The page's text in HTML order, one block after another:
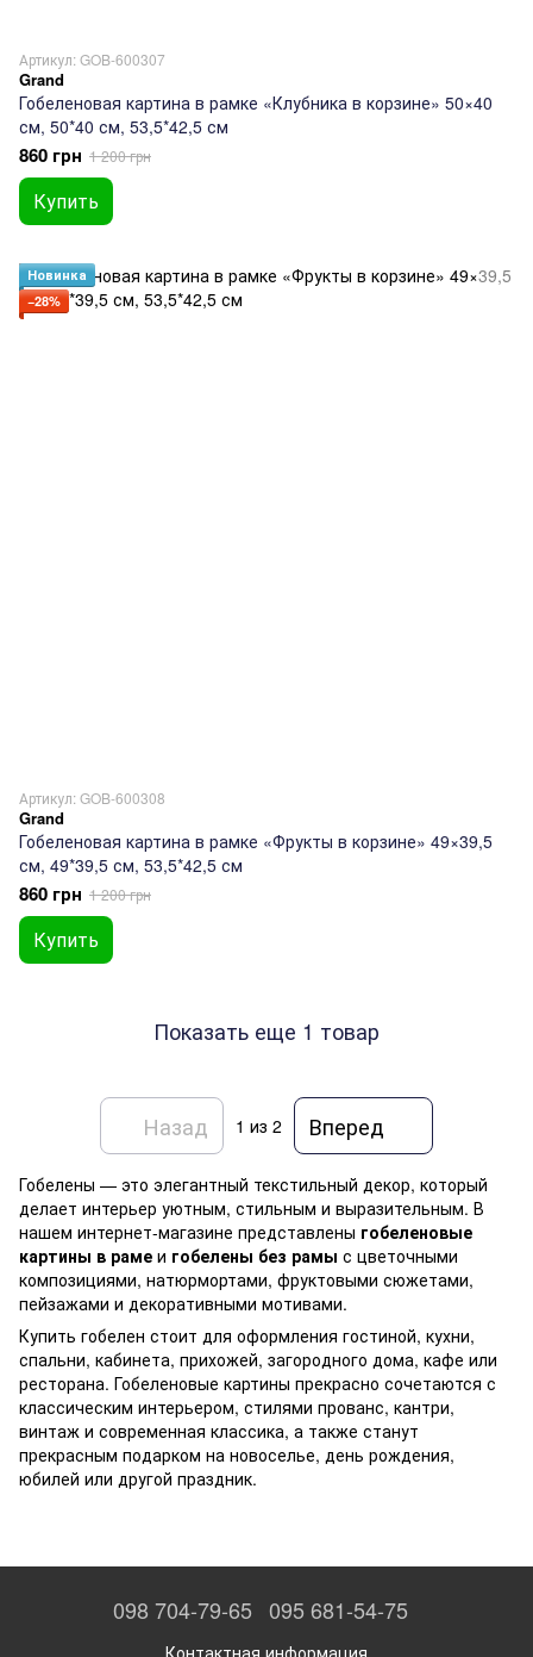
Артикул: GOB-600307
Grand
Гобеленовая картина в рамке «Клубника в корзине» 50×40
см, 50*40 см, 53,5*42,5 см
860 грн 1 200 грн
Купить
Новинка
−28%
Артикул: GOB-600308
Grand
Гобеленовая картина в рамке «Фрукты в корзине» 49×39,5
см, 49*39,5 см, 53,5*42,5 см
860 грн 1 200 грн
Купить
Показать еще 1 товар
Назад 1 из 2 Вперед
Гобелены — это элегантный текстильный декор, который
делает интерьер уютным, стильным и выразительным. В
нашем интернет-магазине представлены гобеленовые
картины в раме и гобелены без рамы с цветочными
композициями, натюрмортами, фруктовыми сюжетами,
пейзажами и декоративными мотивами.
Купить гобелен стоит для оформления гостиной, кухни,
спальни, кабинета, прихожей, загородного дома, кафе или
ресторана. Гобеленовые картины прекрасно сочетаются с
классическим интерьером, стилями прованс, кантри,
винтаж и современная классика, а также станут
прекрасным подарком на новоселье, день рождения,
юбилей или другой праздник.
098 704-79-65 095 681-54-75
Контактная информация